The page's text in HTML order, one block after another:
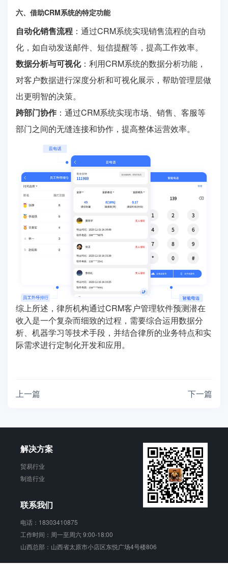
六、借助CRM系统的特定功能
自动化销售流程 ：通过CRM系统实现销售流程的自动
化，如自动发送邮件、短信提醒等，提高工作效率。
数据分析与可视化：利用CRM系统的数据分析功能，
对客户数据进行深度分析和可视化展示，帮助管理层做
出更明智的决策。
跨部门协作 ：通过CRM系统实现市场、销售、客服等
部门之间的无缝连接和协作，提高整体运营效率。
综上所述，律所机构通过CRM客户管理软件预测潜在
收入是一个复杂而细致的过程，需要综合运用数据分
析、机器学习等技术手段，并结合律所的业务特点和实
际需求进行定制化开发和应用。
上一篇 下一篇
解决方案
贸易行业
制造行业
联系我们
电话：18303410875
工作时间：周一至周六 9:00-18:00
山西总部：山西省太原市小店区东悦广场4号楼806